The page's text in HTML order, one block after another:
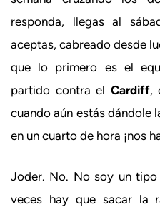
responda, llegas al
aceptas, cabreado desde
que lo primero es el
partido contra el Cardiff,
cuando aún estás dándole
en un cuarto de hora ¡nos
Joder. No. No soy un
veces hay que sacar la